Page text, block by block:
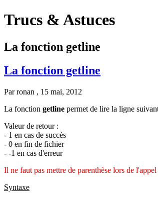
Trucs & Astuces
La fonction getline
La fonction getline
Parronan , 15 mai, 2012
La fonction getline permet de lire la ligne
Valeur de retour :
- 1 en cas de succès
- 0 en fin de fichier
- -1 en cas d'erreur
Il ne faut pas mettre de parenthèse lors de
Syntaxe